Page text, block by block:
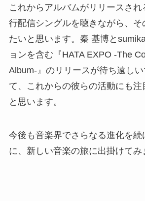
これからアルバムがリリースさ
行配信シングルを聴きながら、そ
たいと思います。秦 基博と
ョンを含む『HATA EXPO -The
Album-』のリリースが待ち遠し
て、これからの彼らの活動にも注
と思います。
今後も音楽界でさらなる進化を
に、新しい音楽の旅に出掛けてみ